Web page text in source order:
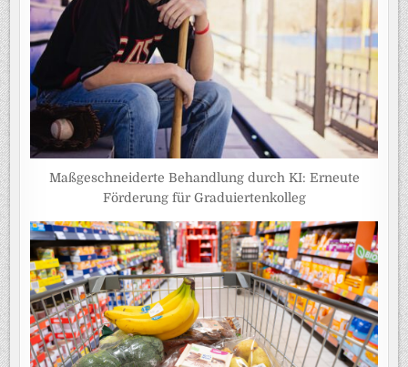
Maßgeschneiderte Behandlung durch KI: Erneute
Förderung für Graduiertenkolleg